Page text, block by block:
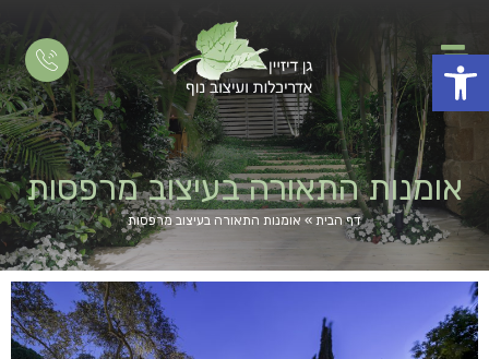
פתח סרגל נגישות
אומנות התאורה בעיצוב מרפסות
דף הבית» אומנות התאורה בעיצוב מרפסות